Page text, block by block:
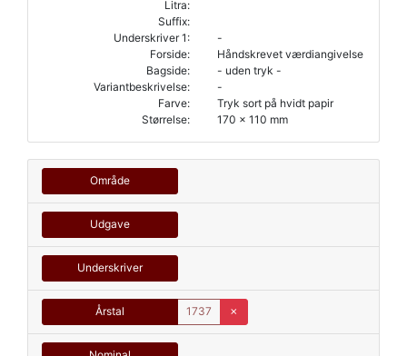
Litra:
Suffix:
Underskriver 1:
-
Forside:
Håndskrevet værdiangivelse
Bagside:
- uden tryk -
Variantbeskrivelse:
-
Farve:
Tryk sort på hvidt papir
Størrelse:
170 x 110 mm
Område
Udgave
Underskriver
Årstal 1737 ✗